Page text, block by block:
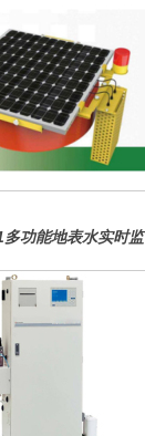
功能地表水实时监